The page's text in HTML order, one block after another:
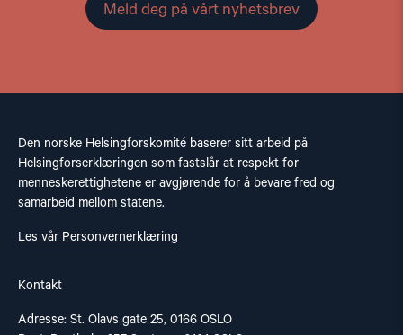
Meld deg på vårt nyhetsbrev
Den norske Helsingforskomité baserer sitt arbeid på
Helsingforserklæringen som fastslår at respekt for
menneskerettighetene er avgjørende for å bevare fred og
samarbeid mellom statene.
Les vår Personvernerklæring
Kontakt
Adresse: St. Olavs gate 25, 0166 OSLO